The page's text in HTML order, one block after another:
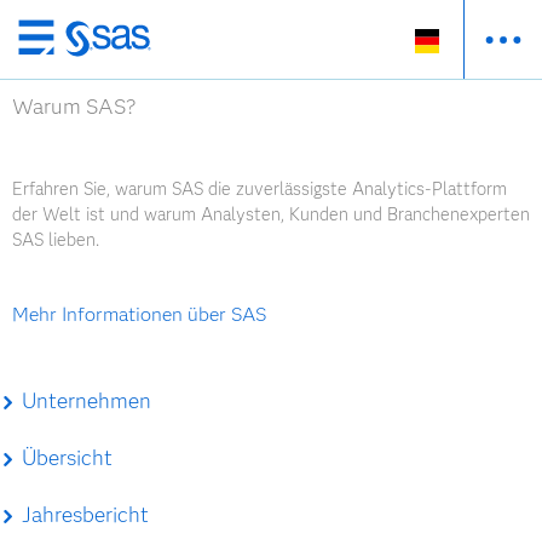
Zurück
zum
Hauptinhalt
Warum SAS?
Erfahren Sie, warum SAS die zuverlässigste Analytics-Plattform
der Welt ist und warum Analysten, Kunden und Branchenexperten
SAS lieben.
Mehr Informationen über SAS
Unternehmen
Übersicht
Jahresbericht